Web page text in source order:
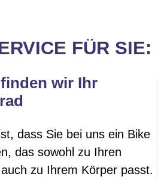
FÜR SIE:
wir Ihr
dass Sie bei uns ein Bike
das sowohl zu Ihren
zu Ihrem Körper passt.